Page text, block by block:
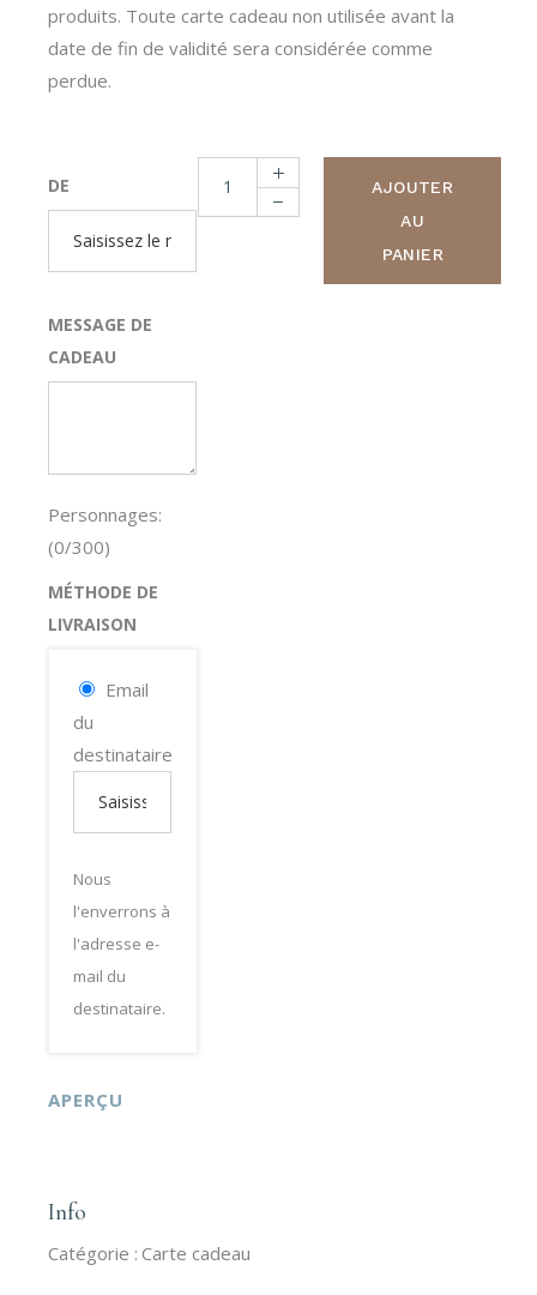
produits. Toute carte cadeau non utilisée avant la
date de fin de validité sera considérée comme
perdue.
DE
MESSAGE DE
CADEAU
Personnages:
(0/300)
MÉTHODE DE
LIVRAISON
Email
du
destinataire
Nous
l'enverrons à
l'adresse e-
mail du
destinataire.
APERÇU
Carte cadeau 50€ quantity
AJOUTER
AU
PANIER
Info
Catégorie : Carte cadeau